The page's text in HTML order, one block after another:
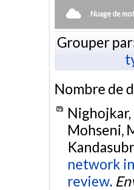
Nuage de
Grouper
Nombre de
Nighojkar,
Mohseni,
network
review.